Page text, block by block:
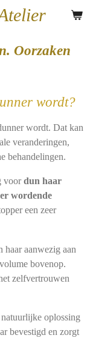
Oorzaken
wordt?
wordt. Dat kan
veranderingen,
behandelingen.
voordun haar
wordende
een zeer
aanwezig aan
bovenop.
zelfvertrouwen
oplossing
bevestigd en zorgt